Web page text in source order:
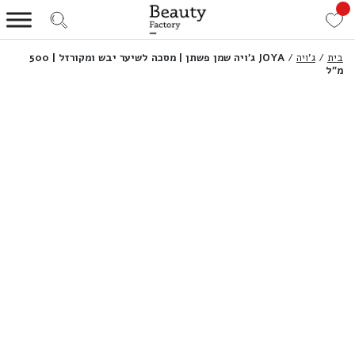
בית / ג'ויה /
JOYA ג’ויה שמן פשתן | מסכה לשיער יבש ומקורזל | 500
מ”ל